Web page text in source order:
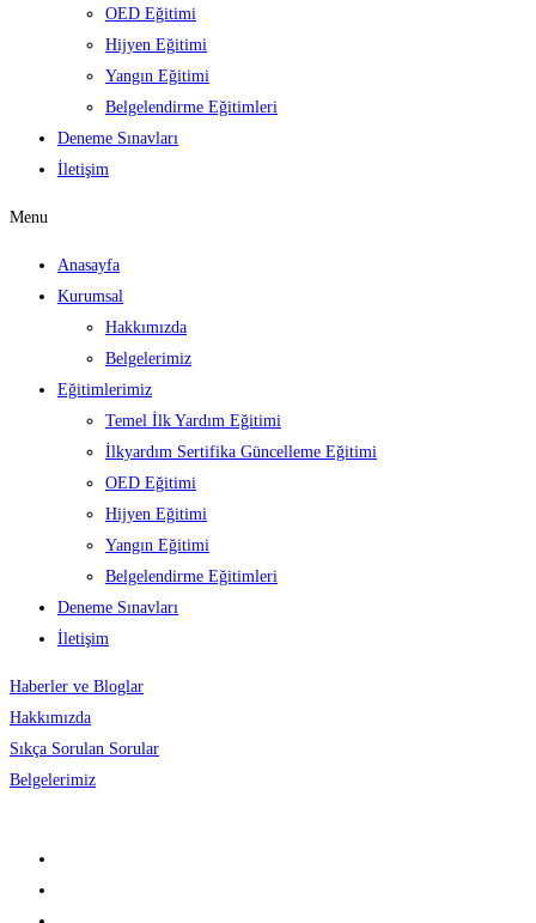
OED Eğitimi
Hijyen Eğitimi
Yangın Eğitimi
Belgelendirme Eğitimleri
Deneme Sınavları
İletişim
Menu
Anasayfa
Kurumsal
Hakkımızda
Belgelerimiz
Eğitimlerimiz
Temel İlk Yardım Eğitimi
İlkyardım Sertifika Güncelleme Eğitimi
OED Eğitimi
Hijyen Eğitimi
Yangın Eğitimi
Belgelendirme Eğitimleri
Deneme Sınavları
İletişim
Haberler ve Bloglar
Hakkımızda
Sıkça Sorulan Sorular
Belgelerimiz